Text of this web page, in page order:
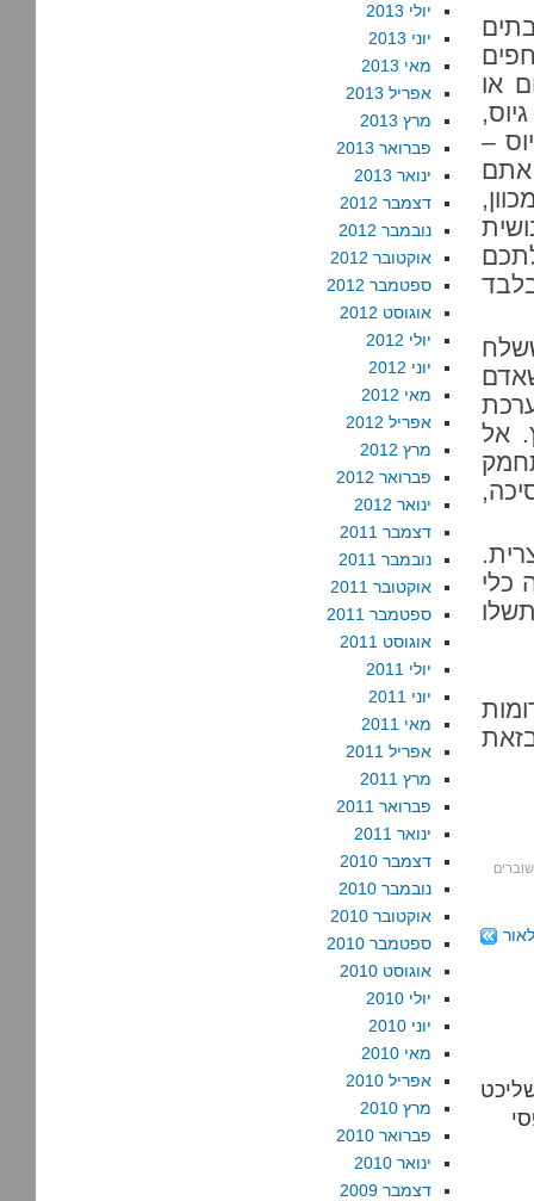
או
–
אתם
אל
כלי
שוברים
יולי 2013
יוני 2013
מאי 2013
אפריל 2013
מרץ 2013
פברואר 2013
ינואר 2013
דצמבר 2012
נובמבר 2012
אוקטובר 2012
ספטמבר 2012
אוגוסט 2012
יולי 2012
יוני 2012
מאי 2012
אפריל 2012
מרץ 2012
פברואר 2012
ינואר 2012
דצמבר 2011
נובמבר 2011
אוקטובר 2011
ספטמבר 2011
אוגוסט 2011
יולי 2011
יוני 2011
מאי 2011
אפריל 2011
מרץ 2011
פברואר 2011
ינואר 2011
דצמבר 2010
נובמבר 2010
אוקטובר 2010
ספטמבר 2010
אוגוסט 2010
יולי 2010
יוני 2010
מאי 2010
אפריל 2010
מרץ 2010
פברואר 2010
ינואר 2010
דצמבר 2009